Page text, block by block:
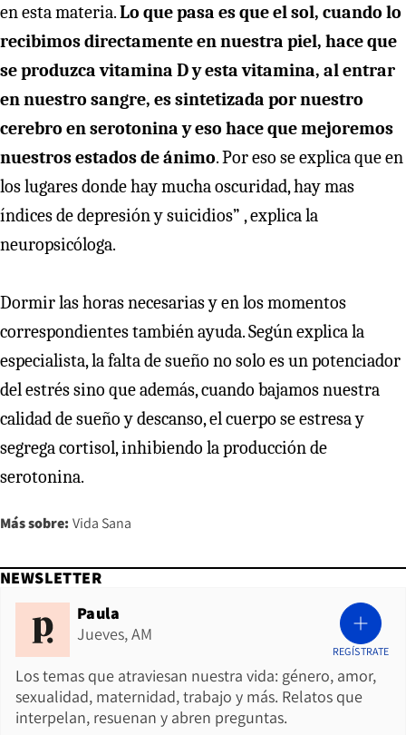
en esta materia.Lo que pasa es que el sol, cuando lo
recibimos directamente en nuestra piel, hace que
se produzca vitamina D y esta vitamina, al entrar
en nuestro sangre, es sintetizada por nuestro
cerebro en serotonina y eso hace que mejoremos
nuestros estados de ánimo. Por eso se explica que en
los lugares donde hay mucha oscuridad, hay mas
índices de depresión y suicidios” , explica la
neuropsicóloga.
Dormir las horas necesarias y en los momentos
correspondientes también ayuda. Según explica la
especialista, la falta de sueño no solo es un potenciador
del estrés sino que además, cuando bajamos nuestra
calidad de sueño y descanso, el cuerpo se estresa y
segrega cortisol, inhibiendo la producción de
serotonina.
Más sobre: Vida Sana
NEWSLETTER
Paula
Jueves, AM
Los temas que atraviesan nuestra vida: género, amor,
sexualidad, maternidad, trabajo y más. Relatos que
interpelan, resuenan y abren preguntas.
REGÍSTRATE